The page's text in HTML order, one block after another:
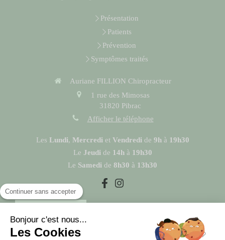
Présentation
Patients
Prévention
Symptômes traités
Auriane FILLION Chiropracteur
1 rue des Mimosas
31820 Pibrac
Afficher le téléphone
Les Lundi, Mercredi et Vendredi de 9h à 19h30
Le Jeudi de 14h à 19h30
Le Samedi de 8h30 à 13h30
Continuer sans accepter
Bonjour c'est nous...
Les Cookies